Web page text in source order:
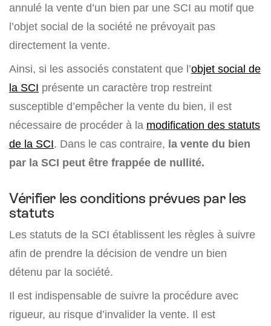
annulé la vente d’un bien par une SCI au motif que
l’objet social de la société ne prévoyait pas
directement la vente.
Ainsi, si les associés constatent que l’objet social de
la SCI présente un caractère trop restreint
susceptible d’empêcher la vente du bien, il est
nécessaire de procéder à la modification des statuts
de la SCI. Dans le cas contraire, la vente du bien
par la SCI peut être frappée de nullité.
Vérifier les conditions prévues par les
statuts
Les statuts de la SCI établissent les règles à suivre
afin de prendre la décision de vendre un bien
détenu par la société.
Il est indispensable de suivre la procédure avec
rigueur, au risque d’invalider la vente. Il est